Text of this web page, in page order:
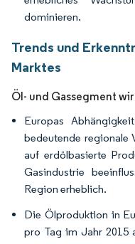
dominieren.
Trends und
Marktes
Öl- und Gassegment
Europas
bedeutende regionale
auf erdölbasierte
Gasindustrie
Region erheblich.
Die Ölproduktion in
pro Tag im Jahr 2015